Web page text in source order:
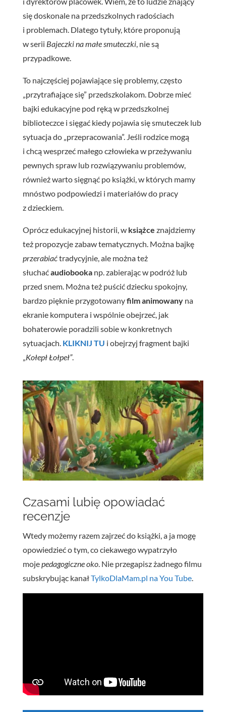
się doskonale na przedszkolnych radościach
i problemach. Dlatego tytuły, które proponują
w serii Bajeczki na małe smuteczki, nie są
przypadkowe.
To najczęściej pojawiające się problemy, często
„przytrafiające się” przedszkolakom. Dobrze mieć
bajki edukacyjne pod ręką w przedszkolnej
biblioteczce i sięgać kiedy pojawia się smuteczek lub
sytuacja do „przepracowania”. Jeśli rodzice mogą
i chcą wesprzeć małego człowieka w przeżywaniu
pewnych spraw lub rozwiązywaniu problemów,
również warto sięgnąć po książki, w których mamy
mnóstwo podpowiedzi i materiałów do pracy
z dzieckiem.
Oprócz edukacyjnej historii, w książce znajdziemy
też propozycje zabaw tematycznych. Można bajkę
przerabiaćtradycyjnie, ale można też
słuchaćaudiobookanp. zabierając w podróż lub
przed snem. Można też puścić dziecku spokojny,
bardzo pięknie przygotowanyfilm animowanyna
ekranie komputera i wspólnie obejrzeć, jak
bohaterowie poradzili sobie w konkretnych
sytuacjach. KLIKNIJ TU i obejrzyj fragment bajki
„Kołepł Łołpeł”.
Czasami lubię opowiadać
recenzje
Wtedy możemy razem zajrzeć do książki, a ja mogę
opowiedzieć o tym, co ciekawego wypatrzyło
mojepedagogiczne oko. Nie przegapisz żadnego filmu
subskrybując kanałTylkoDlaMam.pl na You Tube.